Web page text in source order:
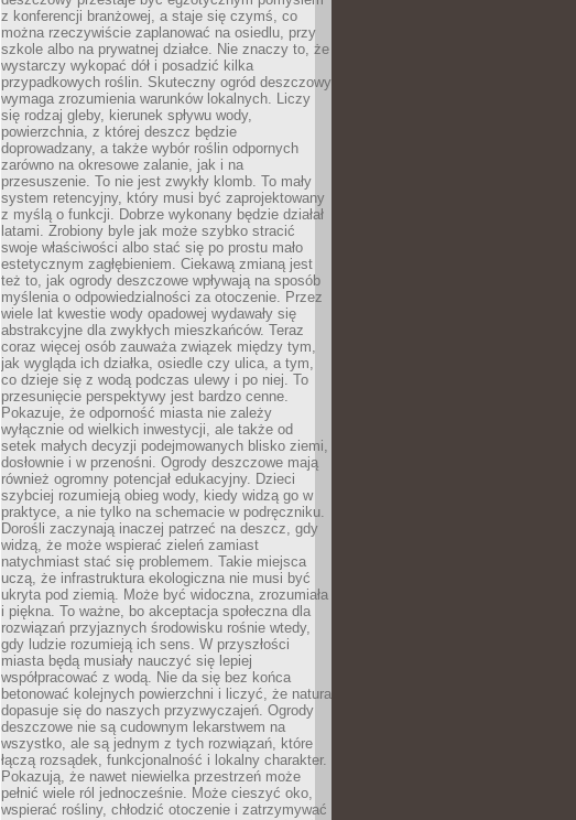
z konferencji branżowej, a staje się czymś, co
można rzeczywiście zaplanować na osiedlu, przy
szkole albo na prywatnej działce. Nie znaczy to, że
wystarczy wykopać dół i posadzić kilka
przypadkowych roślin. Skuteczny ogród deszczowy
wymaga zrozumienia warunków lokalnych. Liczy
się rodzaj gleby, kierunek spływu wody,
powierzchnia, z której deszcz będzie
doprowadzany, a także wybór roślin odpornych
zarówno na okresowe zalanie, jak i na
przesuszenie. To nie jest zwykły klomb. To mały
system retencyjny, który musi być zaprojektowany
z myślą o funkcji. Dobrze wykonany będzie działał
latami. Zrobiony byle jak może szybko stracić
swoje właściwości albo stać się po prostu mało
estetycznym zagłębieniem. Ciekawą zmianą jest
też to, jak ogrody deszczowe wpływają na sposób
myślenia o odpowiedzialności za otoczenie. Przez
wiele lat kwestie wody opadowej wydawały się
abstrakcyjne dla zwykłych mieszkańców. Teraz
coraz więcej osób zauważa związek między tym,
jak wygląda ich działka, osiedle czy ulica, a tym,
co dzieje się z wodą podczas ulewy i po niej. To
przesunięcie perspektywy jest bardzo cenne.
Pokazuje, że odporność miasta nie zależy
wyłącznie od wielkich inwestycji, ale także od
setek małych decyzji podejmowanych blisko ziemi,
dosłownie i w przenośni. Ogrody deszczowe mają
również ogromny potencjał edukacyjny. Dzieci
szybciej rozumieją obieg wody, kiedy widzą go w
praktyce, a nie tylko na schemacie w podręczniku.
Dorośli zaczynają inaczej patrzeć na deszcz, gdy
widzą, że może wspierać zieleń zamiast
natychmiast stać się problemem. Takie miejsca
uczą, że infrastruktura ekologiczna nie musi być
ukryta pod ziemią. Może być widoczna, zrozumiała
i piękna. To ważne, bo akceptacja społeczna dla
rozwiązań przyjaznych środowisku rośnie wtedy,
gdy ludzie rozumieją ich sens. W przyszłości
miasta będą musiały nauczyć się lepiej
współpracować z wodą. Nie da się bez końca
betonować kolejnych powierzchni i liczyć, że natura
dopasuje się do naszych przyzwyczajeń. Ogrody
deszczowe nie są cudownym lekarstwem na
wszystko, ale są jednym z tych rozwiązań, które
łączą rozsądek, funkcjonalność i lokalny charakter.
Pokazują, że nawet niewielka przestrzeń może
pełnić wiele ról jednocześnie. Może cieszyć oko,
wspierać rośliny, chłodzić otoczenie i zatrzymywać